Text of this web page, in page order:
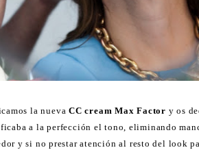
la nuevaCC cream Max Factor y os
a la perfección el tono, eliminando
y si no prestar atención al resto del look